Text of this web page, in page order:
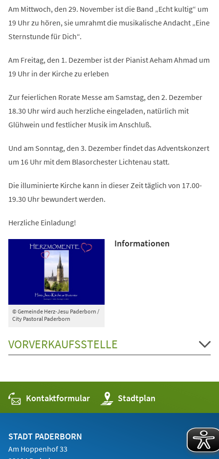
Am Mittwoch, den 29. November ist die Band „Echt kultig“ um
19 Uhr zu hören, sie umrahmt die musikalische Andacht „Eine
Sternstunde für Dich“.
Am Freitag, den 1. Dezember ist der Pianist Aeham Ahmad um
19 Uhr in der Kirche zu erleben
Zur feierlichen Rorate Messe am Samstag, den 2. Dezember
18.30 Uhr wird auch herzliche eingeladen, natürlich mit
Glühwein und festlicher Musik im Anschluß.
Und am Sonntag, den 3. Dezember findet das Adventskonzert
um 16 Uhr mit dem Blasorchester Lichtenau statt.
Die illuminierte Kirche kann in dieser Zeit täglich von 17.00-
19.30 Uhr bewundert werden.
Herzliche Einladung!
© Gemeinde Herz-Jesu Paderborn /
City Pastoral Paderborn
Informationen
VORVERKAUFSSTELLE
Kontaktformular Stadtplan
(Öffnet
in
einem
STADT PADERBORN
Am Hoppenhof 33